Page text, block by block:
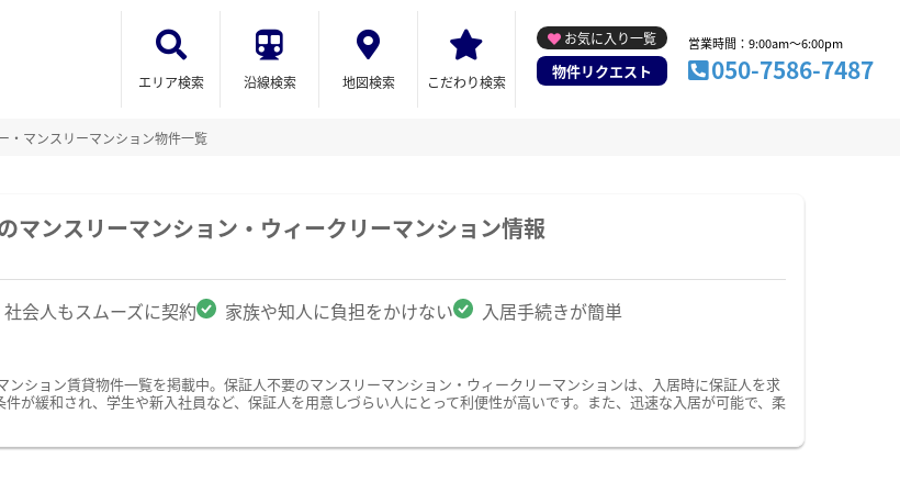
エリア検索 沿線検索 地図検索 こだわり検索
お気に入り一覧
物件リクエスト
営業時間：9:00am～6:00pm
050-7586-7487
・マンスリーマンション物件一覧
マンスリーマンション・ウィークリーマンション情報
会人もスムーズに契約 家族や知人に負担をかけない 入居手続きが簡単
ション賃貸物件一覧を掲載中。保証人不要のマンスリーマンション・ウィークリーマンションは、入居時に保証人を求
が緩和され、学生や新入社員など、保証人を用意しづらい人にとって利便性が高いです。また、迅速な入居が可能で、柔